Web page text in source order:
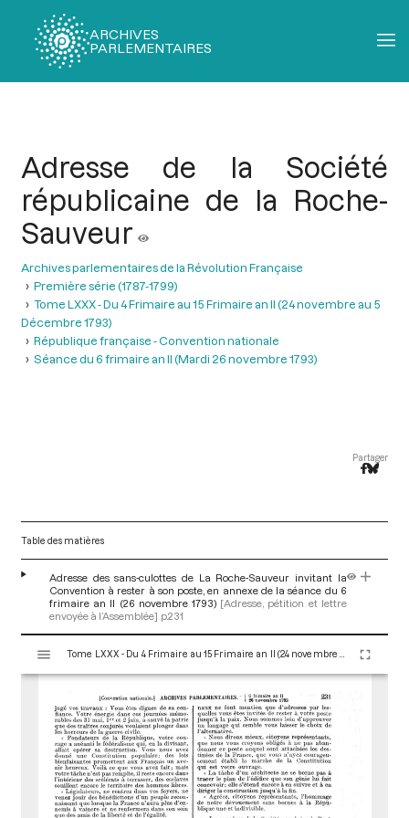
ARCHIVES
PARLEMENTAIRES
Adresse de la Société
républicaine de la Roche-
Sauveur
Archives parlementaires de la Révolution Française
Première série (1787-1799)
Tome LXXX - Du 4 Frimaire au 15 Frimaire an II (24 novembre au 5
Décembre 1793)
République française - Convention nationale
Séance du 6 frimaire an II (Mardi 26 novembre 1793)
Partager
Table des matières
Adresse des sans-culottes de La Roche-Sauveur invitant la
Convention à rester à son poste, en annexe de la séance du 6
frimaire an II (26 novembre 1793) [Adresse, pétition et lettre
envoyée à l’Assemblée] p.231
s